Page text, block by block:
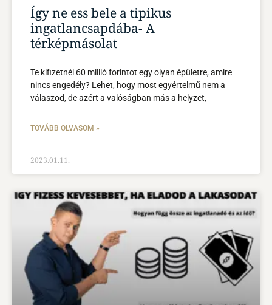
Így ne ess bele a tipikus
ingatlancsapdába- A
térképmásolat
Te kifizetnél 60 millió forintot egy olyan épületre, amire
nincs engedély? Lehet, hogy most egyértelmű nem a
válaszod, de azért a valóságban más a helyzet,
TOVÁBB OLVASOM »
2023.01.11.